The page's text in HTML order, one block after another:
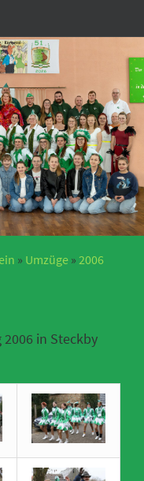
» Umzüge » 2006
2006 in Steckby